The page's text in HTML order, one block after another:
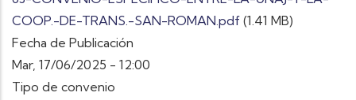
COOP.-DE-TRANS.-SAN-ROMAN.pdf (1.41 MB)
Fecha de Publicación
Mar, 17/06/2025 - 12:00
Tipo de convenio